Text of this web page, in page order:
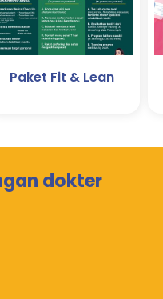
Paket Fit & Lean
dokter